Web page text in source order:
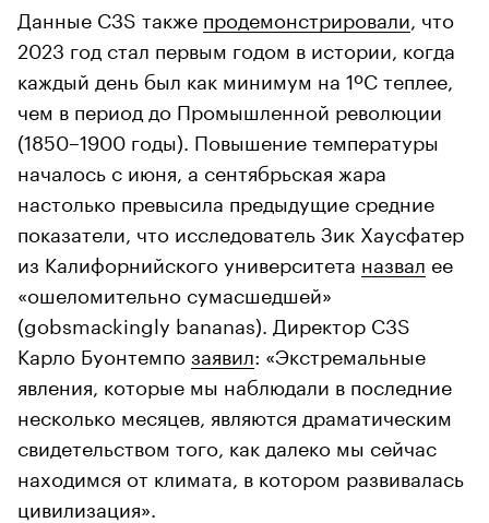
Данные C3S также продемонстрировали , что
2023 год стал первым годом в истории, когда
каждый день был как минимум на 1ºC теплее,
чем в период до Промышленной революции
(1850–1900 годы). Повышение температуры
началось с июня, а сентябрьская жара
настолько превысила предыдущие средние
показатели, что исследователь Зик Хаусфатер
из Калифорнийского университета назвал ее
«ошеломительно сумасшедшей»
(gobsmackingly bananas). Директор C3S
Карло Буонтемпозаявил: «Экстремальные
явления, которые мы наблюдали в последние
несколько месяцев, являются драматическим
свидетельством того, как далеко мы сейчас
находимся от климата, в котором развивалась
цивилизация».